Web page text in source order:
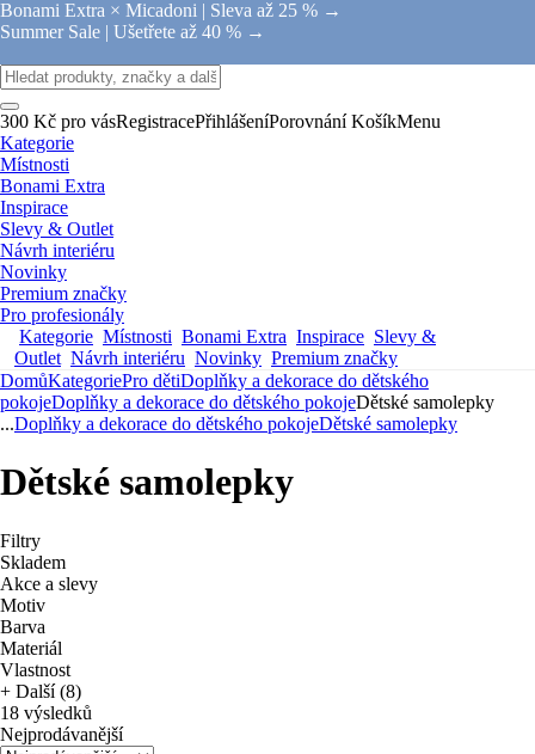
Bonami Extra × Micadoni | Sleva až 25 % →
Summer Sale | Ušetřete až 40 % →
300 Kč pro vásRegistracePřihlášeníPorovnání KošíkMenu
Kategorie
Místnosti
Bonami Extra
Inspirace
Slevy & Outlet
Návrh interiéru
Novinky
Premium značky
Pro profesionály
Kategorie Místnosti Bonami Extra Inspirace Slevy &
Outlet Návrh interiéru Novinky Premium značky
DomůKategoriePro dětiDoplňky a dekorace do dětského
pokojeDoplňky a dekorace do dětského pokojeDětské samolepky
...Doplňky a dekorace do dětského pokojeDětské samolepky
Dětské samolepky
Filtry
Skladem
Akce a slevy
Motiv
Barva
Materiál
Vlastnost
+ Další (8)
18 výsledků
Nejprodávanější